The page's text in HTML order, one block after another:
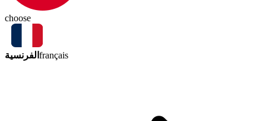
choose
الفرنسية français